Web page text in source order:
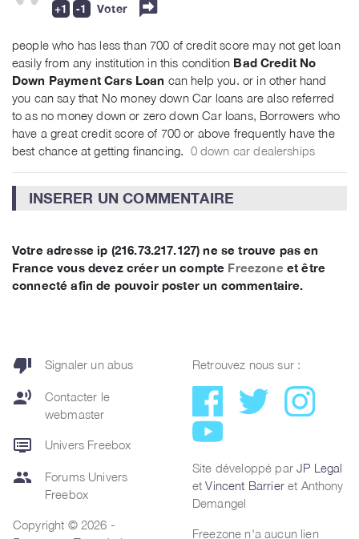
Voter
people who has less than 700 of credit score may not get loan
easily from any institution in this condition Bad Credit No
Down Payment Cars Loan can help you. or in other hand
you can say that No money down Car loans are also referred
to as no money down or zero down Car loans, Borrowers who
have a great credit score of 700 or above frequently have the
best chance at getting financing. 0 down car dealerships
INSERER UN COMMENTAIRE
Votre adresse ip (216.73.217.127) ne se trouve pas en
France vous devez créer un compte Freezone et être
connecté afin de pouvoir poster un commentaire.
thumb_down Signaler un abus
record_voice_over
Contacter le
webmaster
dvr Univers Freebox
group
Forums Univers
Freebox
Copyright © 2026 -
Retrouvez nous sur :
Site développé parJP Legal
etVincent Barrieret Anthony
Demangel
Freezone n'a aucun lien